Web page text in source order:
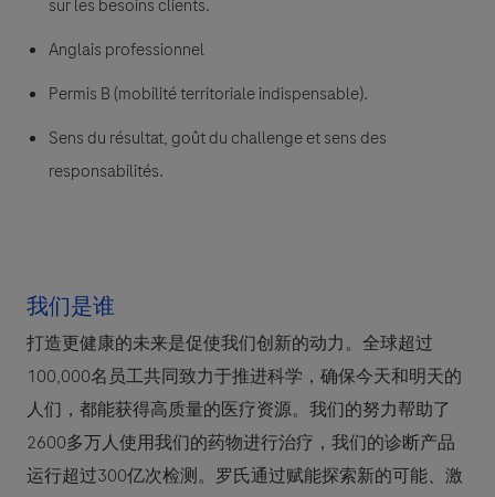
sur les besoins clients.
Anglais professionnel
Permis B (mobilité territoriale indispensable).
Sens du résultat, goût du challenge et sens des
responsabilités.
我们是谁
打造更健康的未来是促使我们创新的动力。全球超过
100,000名员工共同致力于推进科学，确保今天和明天的
人们，都能获得高质量的医疗资源。我们的努力帮助了
2600多万人使用我们的药物进行治疗，我们的诊断产品
运行超过300亿次检测。罗氏通过赋能探索新的可能、激